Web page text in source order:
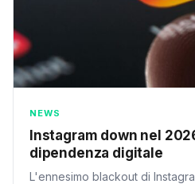
NEWS
Instagram down nel
dipendenza digitale
L'ennesimo blackout di